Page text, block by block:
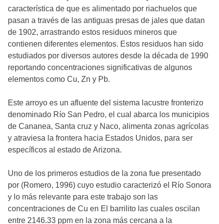
característica de que es alimentado por riachuelos que
pasan a través de las antiguas presas de jales que datan
de 1902, arrastrando estos residuos mineros que
contienen diferentes elementos. Estos residuos han sido
estudiados por diversos autores desde la década de 1990
reportando concentraciones significativas de algunos
elementos como Cu, Zn y Pb.
Este arroyo es un afluente del sistema lacustre fronterizo
denominado Río San Pedro, el cual abarca los municipios
de Cananea, Santa cruz y Naco, alimenta zonas agrícolas
y atraviesa la frontera hacia Estados Unidos, para ser
específicos al estado de Arizona.
Uno de los primeros estudios de la zona fue presentado
por (Romero, 1996) cuyo estudio caracterizó el Río Sonora
y lo más relevante para este trabajo son las
concentraciones de Cu en El barrilito las cuales oscilan
entre 2146.33 ppm en la zona más cercana a la